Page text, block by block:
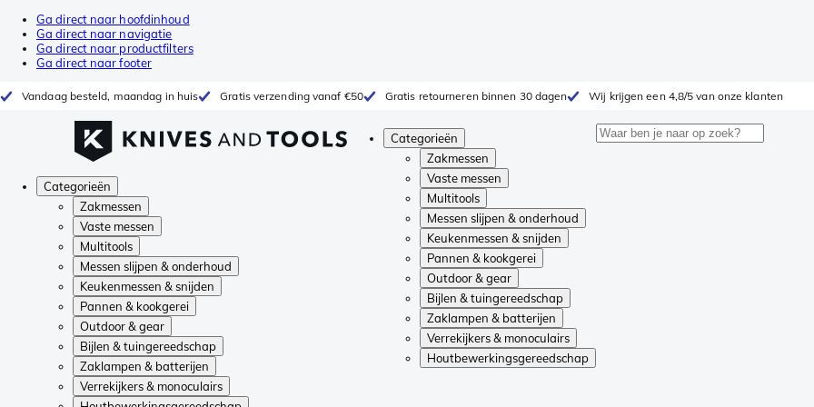
Ga direct naar hoofdinhoud
Ga direct naar navigatie
Ga direct naar productfilters
Ga direct naar footer
Vandaag besteld, maandag in huis Gratis verzending vanaf €50 Gratis retourneren binnen 30 dagen Wij krijgen een 4,8/5 van onze klanten
Categorieën
Zakmessen
Vaste messen
Multitools
Messen slijpen & onderhoud
Keukenmessen & snijden
Pannen & kookgerei
Outdoor & gear
Bijlen & tuingereedschap
Zaklampen & batterijen
Verrekijkers & monoculairs
Houtbewerkingsgereedschap
Categorieën
Zakmessen
Vaste messen
Multitools
Messen slijpen & onderhoud
Keukenmessen & snijden
Pannen & kookgerei
Outdoor & gear
Bijlen & tuingereedschap
Zaklampen & batterijen
Verrekijkers & monoculairs